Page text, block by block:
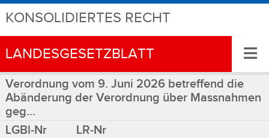
KONSOLIDIERTES RECHT
LANDESGESETZBLATT ≡
Verordnung vom 9. Juni 2026 betreffend die
Abänderung der Verordnung über Massnahmen
geg...
LGBl-Nr
LR-Nr